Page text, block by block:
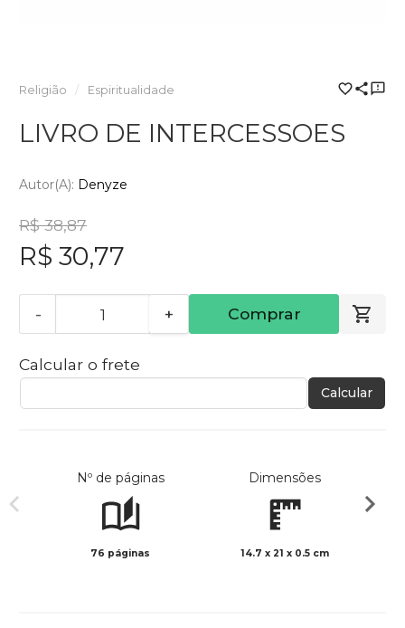
Religião Espiritualidade
LIVRO DE INTERCESSOES
Autor(a): Denyze
R$ 38,87
R$ 30,77
- + Comprar
Calcular o frete
Calcular
Nº de páginas
76 páginas
Dimensões
14.7 x 21 x 0.5 cm